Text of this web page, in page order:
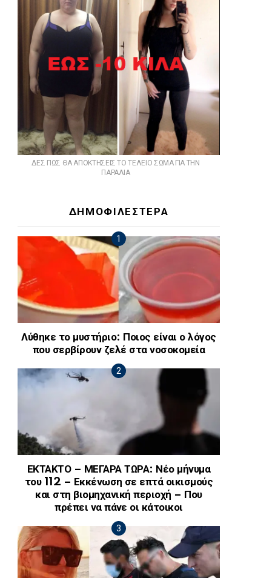
ΔΕΣ ΠΩΣ ΘΑ ΑΠΟΚΤΗΣΕΙΣ ΤΟ ΤΕΛΕΙΟ ΣΩΜΑ ΓΙΑ ΤΗΝ
ΠΑΡΑΛΙΑ
ΔΗΜΟΦΙΛΕΣΤΕΡΑ
Λύθηκε το μυστήριο: Ποιος είναι ο λόγος
που σερβίρουν ζελέ στα νοσοκομεία
ΕΚΤΑΚΤΟ – ΜΕΓΑΡΑ ΤΩΡΑ: Νέο μήνυμα
του 112 – Εκκένωση σε επτά οικισμούς
και στη βιομηχανική περιοχή – Που
πρέπει να πάνε οι κάτοικοι